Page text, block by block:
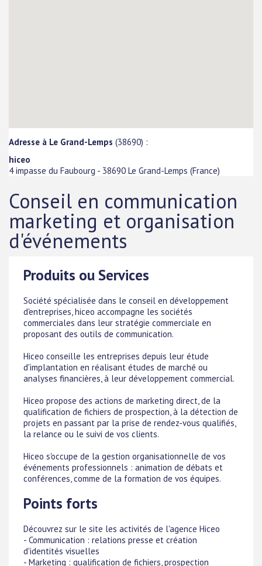
Adresse à Le Grand-Lemps (38690) :
hiceo
4 impasse du Faubourg - 38690 Le Grand-Lemps (France)
Conseil en communication
marketing et organisation
d'événements
Produits ou Services
Société spécialisée dans le conseil en développement
d'entreprises, hiceo accompagne les sociétés
commerciales dans leur stratégie commerciale en
proposant des outils de communication.
Hiceo conseille les entreprises depuis leur étude
d'implantation en réalisant études de marché ou
analyses financières, à leur développement commercial.
Hiceo propose des actions de marketing direct, de la
qualification de fichiers de prospection, à la détection de
projets en passant par la prise de rendez-vous qualifiés,
la relance ou le suivi de vos clients.
Hiceo s'occupe de la gestion organisationnelle de vos
événements professionnels : animation de débats et
conférences, comme de la formation de vos équipes.
Points forts
Découvrez sur le site les activités de l'agence Hiceo
- Communication : relations presse et création
d'identités visuelles
- Marketing : qualification de fichiers, prospection